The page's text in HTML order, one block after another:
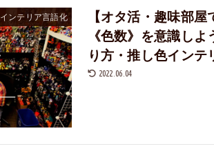
インテリア言語化
【オタ活・趣味部
《色数》を意識し
り方・推し色インテ
2022.06.04